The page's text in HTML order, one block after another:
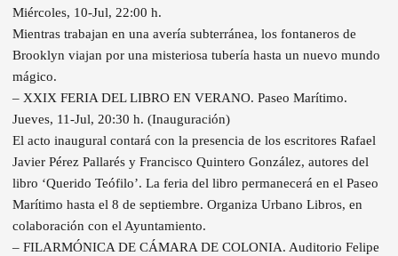
Miércoles, 10-Jul, 22:00 h.
Mientras trabajan en una avería subterránea, los fontaneros de
Brooklyn viajan por una misteriosa tubería hasta un nuevo mundo
mágico.
– XXIX FERIA DEL LIBRO EN VERANO. Paseo Marítimo.
Jueves, 11-Jul, 20:30 h. (Inauguración)
El acto inaugural contará con la presencia de los escritores Rafael
Javier Pérez Pallarés y Francisco Quintero González, autores del
libro ‘Querido Teófilo’. La feria del libro permanecerá en el Paseo
Marítimo hasta el 8 de septiembre. Organiza Urbano Libros, en
colaboración con el Ayuntamiento.
– FILARMÓNICA DE CÁMARA DE COLONIA. Auditorio Felipe